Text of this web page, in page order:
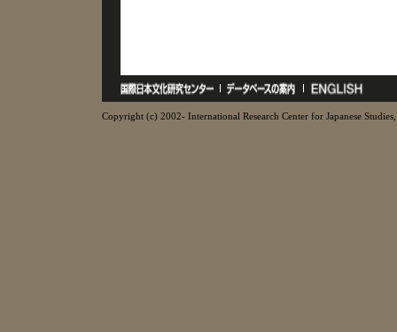
Copyright (c) 2002- International Research Center for Japanese